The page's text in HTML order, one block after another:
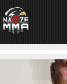
MMA»